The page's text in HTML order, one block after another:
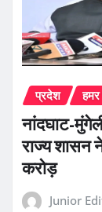
प्रदेश हमर
नांदघाट-
राज्य शासन
करोड़
Junior